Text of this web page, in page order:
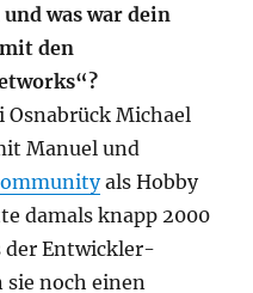
was war dein
den
Osnabrück Michael
Manuel und
als Hobby
damals knapp 2000
der Entwickler-
sie noch einen